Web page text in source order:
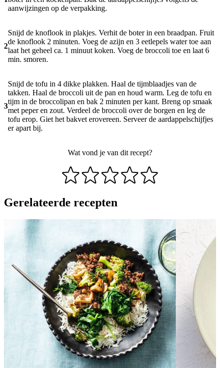
aanwijzingen op de verpakking.
2
Snijd de knoflook in plakjes. Verhit de boter in een braadpan. Fruit
de knoflook 2 minuten. Voeg de azijn en 3 eetlepels water toe aan
laat het geheel ca. 1 minuut koken. Voeg de broccoli toe en laat 6
min. smoren.
3
Snijd de tofu in 4 dikke plakken. Haal de tijmblaadjes van de
takken. Haal de broccoli uit de pan en houd warm. Leg de tofu en
tijm in de broccolipan en bak 2 minuten per kant. Breng op smaak
met peper en zout. Verdeel de broccoli over de borgen en leg de
tofu erop. Giet het bakvet erovereen. Serveer de aardappelschijfjes
er apart bij.
Wat vond je van dit recept?
Gerelateerde recepten